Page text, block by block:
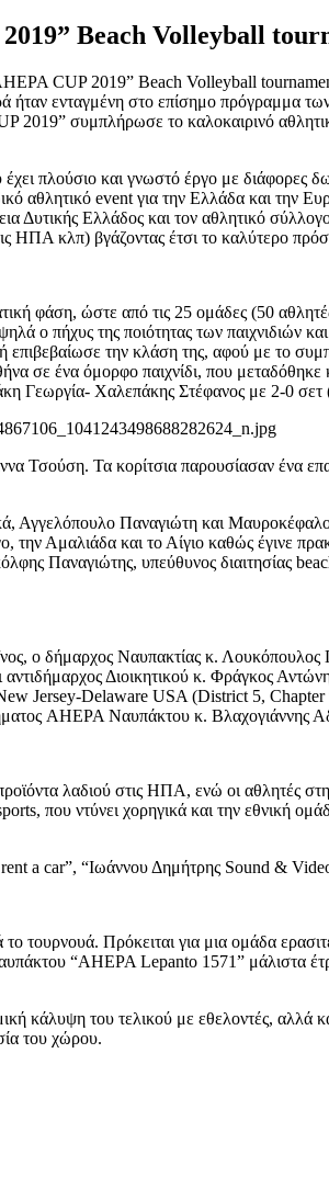
Beach Volleyball
CUP 2019” Beach Volleyball
ήταν ενταγμένη στο επίσημο πρόγραμμα
2019” συμπλήρωσε το καλοκαιρινό
πλούσιο και γνωστό έργο με
event για την Ελλάδα και την
Δυτικής Ελλάδος και τον αθλητικό
ΗΠΑ κλπ) βγάζοντας έτσι το καλύτερο
φάση, ώστε από τις 25 ομάδες (50
ο πήχυς της ποιότητας των παιχνιδιών
την κλάση της, αφού με το
σε ένα όμορφο παιχνίδι, που
Γεωργία- Χαλεπάκης Στέφανος με 2-0
Τσούση. Τα κορίτσια παρουσίασαν ένα
Αγγελόπουλο Παναγιώτη και
Αμαλιάδα και το Αίγιο καθώς έγινε
Παναγιώτης, υπεύθυνος διαιτησίας
δήμαρχος Ναυπακτίας κ. Λουκόπουλος
Διοικητικού κ. Φράγκος
Jersey-Delaware USA (District 5, Chapter
AHEPA Ναυπάκτου κ. Βλαχογιάννης
λαδιού στις ΗΠΑ, ενώ οι αθλητές
που ντύνει χορηγικά και την εθνική
a car”, “Ιωάννου Δημήτρης Sound &
Πρόκειται για μια ομάδα
“AHEPA Lepanto 1571” μάλιστα
κάλυψη του τελικού με εθελοντές,
του χώρου.